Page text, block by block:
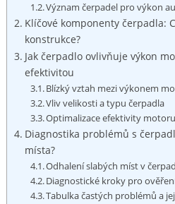
Význam čerpadel pro výkon
Klíčové komponenty‍ čerpadla:
konstrukce?
Jak čerpadlo ovlivňuje⁤ výkon⁤
⁣efektivitou
Blízký vztah mezi ⁣výkonem
Vliv velikosti ​a typu​ čerpadla
Optimalizace ‍efektivity‍ motoru
Diagnostika ⁣problémů s⁣
místa?
Odhalení slabých míst v
Diagnostické kroky pro
Tabulka častých problémů a